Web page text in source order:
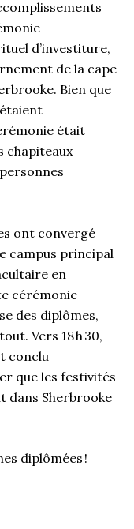
d’investiture,
de la cape
Bien que
était
chapiteaux
ont convergé
campus principal
en
cérémonie
des diplômes,
Vers 18 h 30,
conclu
que les festivités
dans Sherbrooke
diplômées !